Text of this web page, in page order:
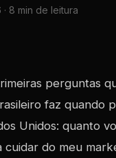
8 min de leitura
perguntas
faz quando
Unidos: quanto
cuidar do meu